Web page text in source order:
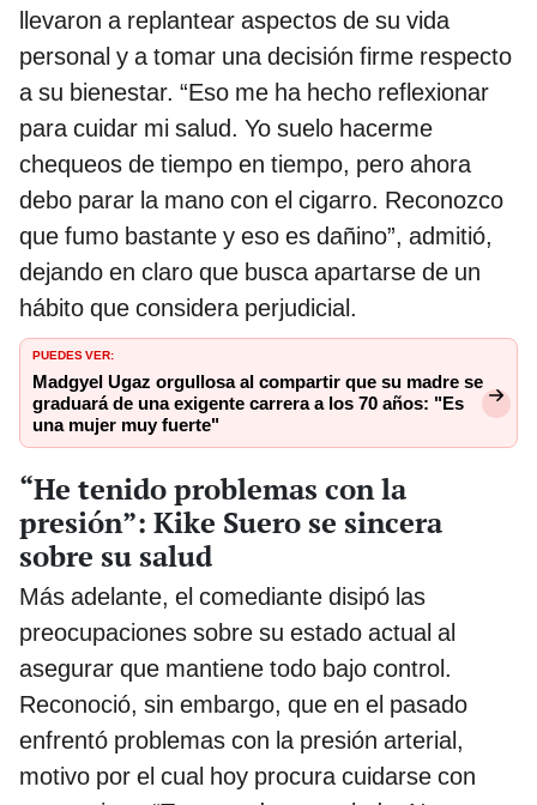
llevaron a replantear aspectos de su vida
personal y a tomar una decisión firme respecto
a su bienestar. “Eso me ha hecho reflexionar
para cuidar mi salud. Yo suelo hacerme
chequeos de tiempo en tiempo, pero ahora
debo parar la mano con el cigarro. Reconozco
que fumo bastante y eso es dañino”, admitió,
dejando en claro que busca apartarse de un
hábito que considera perjudicial.
PUEDES VER:
Madgyel Ugaz orgullosa al compartir que su madre se
graduará de una exigente carrera a los 70 años: "Es
una mujer muy fuerte"
“He tenido problemas con la
presión”: Kike Suero se sincera
sobre su salud
Más adelante, el comediante disipó las
preocupaciones sobre su estado actual al
asegurar que mantiene todo bajo control.
Reconoció, sin embargo, que en el pasado
enfrentó problemas con la presión arterial,
motivo por el cual hoy procura cuidarse con